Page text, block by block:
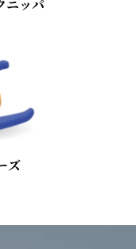
ニッパ
ズ